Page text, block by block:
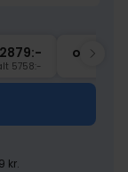
2879:-
5758:-
okt
kr.